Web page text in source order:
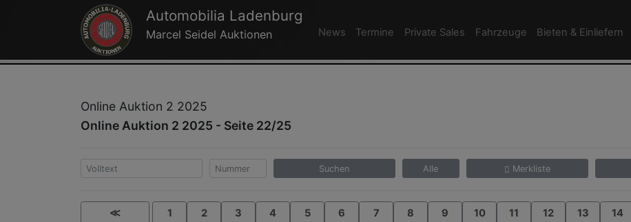
Automobilia Ladenburg
Marcel Seidel Auktionen News Termine Private Sales Fahrzeuge Bieten & Einliefern
Online Auktion 2 2025
Online Auktion 2 2025 - Seite 22/25
Suchen Alle Merkliste
≪ 1 2 3 4 5 6 7 8 9 10 11 12 13 14